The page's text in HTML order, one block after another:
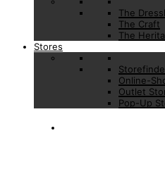
The
The Craft
The
Stores
Online-
Outlet
Pop-Up